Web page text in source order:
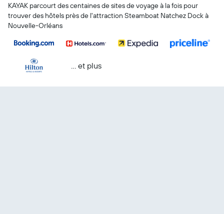
KAYAK parcourt des centaines de sites de voyage à la fois pour
trouver des hôtels près de l'attraction Steamboat Natchez Dock à
Nouvelle-Orléans
… et plus